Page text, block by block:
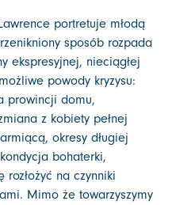
portretuje młodą
sposób rozpada
ekspresyjnej, nieciągłej
powody kryzysu:
prowincji domu,
z kobiety pełnej
okresy długiej
bohaterki,
na czynniki
Mimo że towarzyszymy